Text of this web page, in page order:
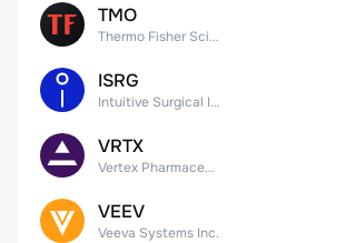
TMO
Thermo Fisher Scientific, Inc.
ISRG
Intuitive Surgical Inc.
VRTX
Vertex Pharmaceuticals Inc
VEEV
Veeva Systems Inc.